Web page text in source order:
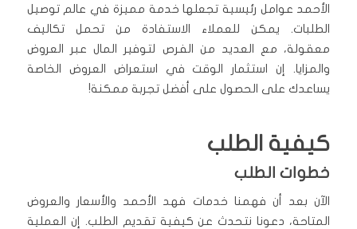
الأحمد عوامل رئيسية تجعلها خدمة مميزة في عالم توصيل
الطلبات. يمكن للعملاء الاستفادة من تحمل تكاليف
معقولة، مع العديد من الفرص لتوفير المال عبر العروض
والمزايا. إن استثمار الوقت في استعراض العروض الخاصة
يساعدك على الحصول على أفضل تجربة ممكنة!
كيفية الطلب
خطوات الطلب
الآن بعد أن فهمنا خدمات فهد الأحمد والأسعار والعروض
المتاحة، دعونا نتحدث عن كيفية تقديم الطلب. إن العملية